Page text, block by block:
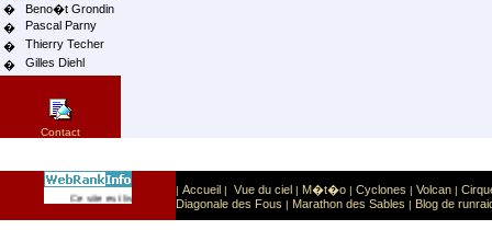
�
Beno�t Grondin
�
Pascal Parny
�
Thierry Techer
�
Gilles Diehl
Contact
Ce site est list� dans la cat�gorie Sport: Sports extr�mes
| Accueil | Vue du ciel | M�t�o | Cyclones | Volcan |
Diagonale des Fous | Marathon des Sables | Blog de